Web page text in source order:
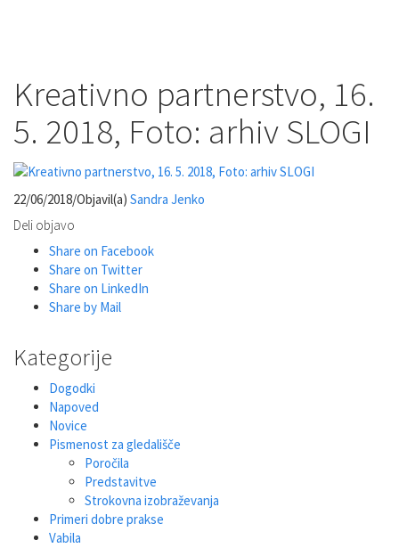
Kreativno partnerstvo, 16.
5. 2018, Foto: arhiv SLOGI
22/06/2018/Objavil(a) Sandra Jenko
Deli objavo
Share on Facebook
Share on Twitter
Share on LinkedIn
Share by Mail
Kategorije
Dogodki
Napoved
Novice
Pismenost za gledališče
Poročila
Predstavitve
Strokovna izobraževanja
Primeri dobre prakse
Vabila